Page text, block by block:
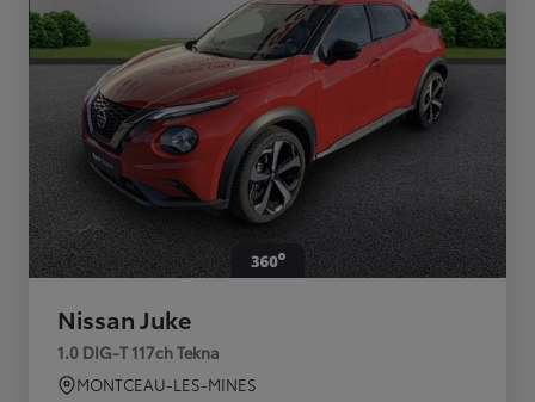
Nissan Juke
1.0 DIG-T 117ch Tekna
MONTCEAU-LES-MINES